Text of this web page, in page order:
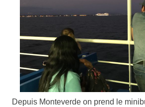
Depuis Monteverde on prend le